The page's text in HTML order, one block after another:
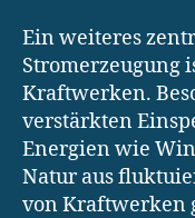
Ein weiteres
Stromerzeugung
Kraftwerken.
verstärkten
Energien wie
Natur aus
von Kraftwerken